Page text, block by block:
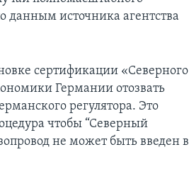
данным источника агентства
сертификации «Северного
Германии отозвать
регулятора. Это
чтобы “Северный
не может быть введен в